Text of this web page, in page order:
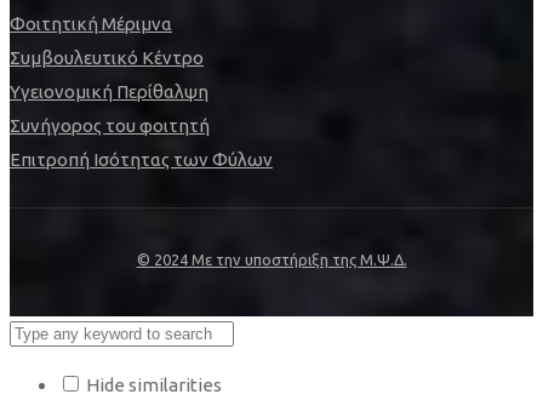
Φοιτητική Μέριμνα
Συμβουλευτικό Κέντρο
Υγειονομική Περίθαλψη
Συνήγορος του φοιτητή
Επιτροπή Ισότητας των Φύλων
© 2024 Με την υποστήριξη της Μ.Ψ.Δ.
Hide similarities